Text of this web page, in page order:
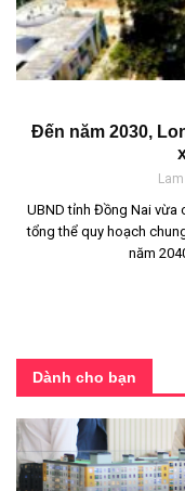
Đến năm 2030,
UBND tỉnh Đồng Nai vừa
tổng thể quy hoạch
năm
Dành cho bạn